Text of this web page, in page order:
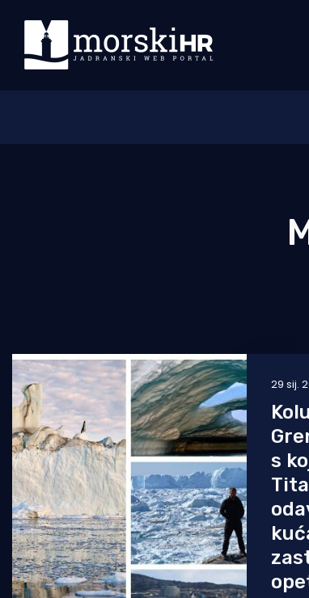
Turizam i nautika
Pomorstvo
Ribolov
Ekologija
Tradicija i kultura
29 sij.
s